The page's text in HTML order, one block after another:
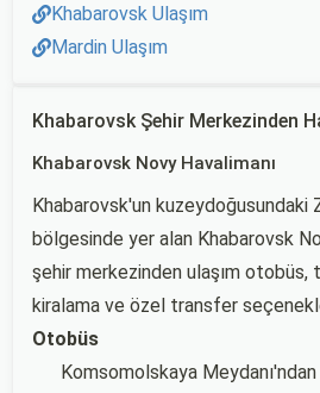
Khabarovsk Ulaşım
Mardin Ulaşım
Khabarovsk Şehir Merkezinden
Khabarovsk Novy Havalimanı
Khabarovsk'un kuzeydoğusundaki
bölgesinde yer alan Khabarovsk
şehir merkezinden ulaşım otobüs,
kiralama ve özel transfer
Otobüs
Komsomolskaya